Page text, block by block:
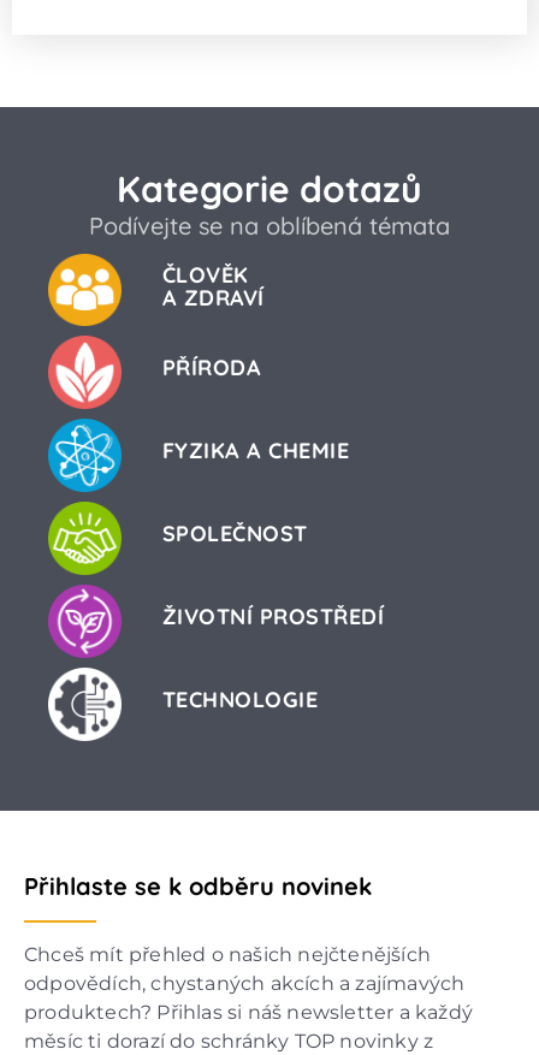
Kategorie dotazů
Podívejte se na oblíbená témata
ČLOVĚK
A ZDRAVÍ
PŘÍRODA
FYZIKA A CHEMIE
SPOLEČNOST
ŽIVOTNÍ PROSTŘEDÍ
TECHNOLOGIE
Přihlaste se k odběru novinek
Chceš mít přehled o našich nejčtenějších
odpovědích, chystaných akcích a zajímavých
produktech? Přihlas si náš newsletter a každý
měsíc ti dorazí do schránky TOP novinky z